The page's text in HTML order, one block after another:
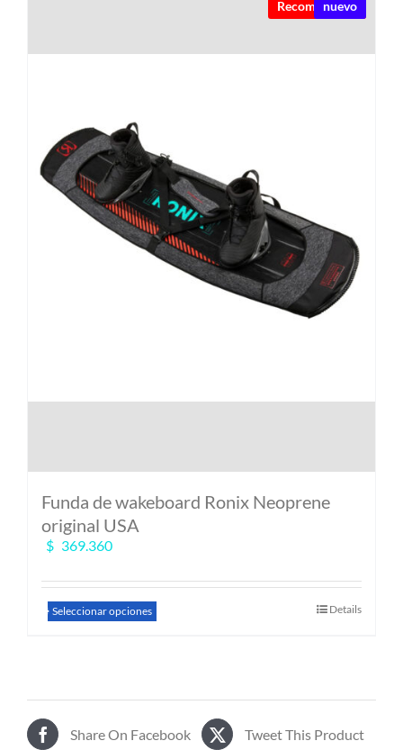
Recomendado
nuevo
Funda de wakeboard Ronix Neoprene
original USA
$ 369.360
Seleccionar opciones
producto
Las
opciones
se
Details
Share On Facebook Tweet This Product